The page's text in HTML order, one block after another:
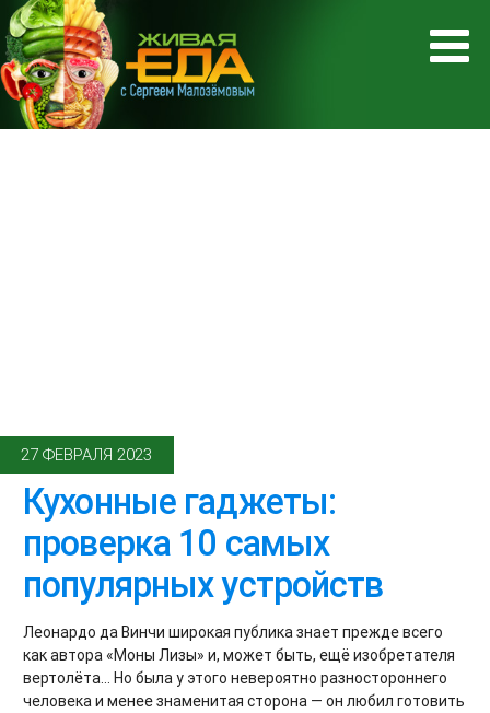
27 ФЕВРАЛЯ 2023
Кухонные гаджеты:
проверка 10 самых
популярных устройств
Леонардо да Винчи широкая публика знает прежде всего
как автора «Моны Лизы» и, может быть, ещё изобретателя
вертолёта... Но была у этого невероятно разностороннего
человека и менее знаменитая сторона — он любил готовить